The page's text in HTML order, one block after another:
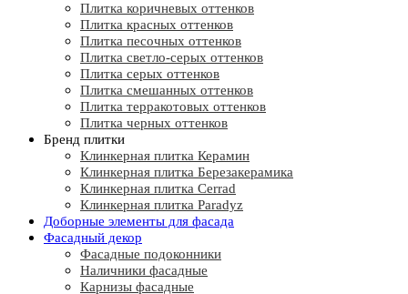
Плитка коричневых оттенков
Плитка красных оттенков
Плитка песочных оттенков
Плитка светло-серых оттенков
Плитка серых оттенков
Плитка смешанных оттенков
Плитка терракотовых оттенков
Плитка черных оттенков
Бренд плитки
Клинкерная плитка Керамин
Клинкерная плитка Березакерамика
Клинкерная плитка Cerrad
Клинкерная плитка Paradyz
Доборные элементы для фасада
Фасадный декор
Фасадные подоконники
Наличники фасадные
Карнизы фасадные